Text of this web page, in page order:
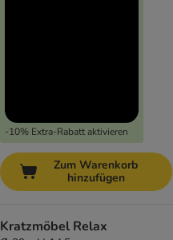
-10% Extra-Rabatt aktivieren
Zum Warenkorb
hinzufügen
Kratzmöbel Relax